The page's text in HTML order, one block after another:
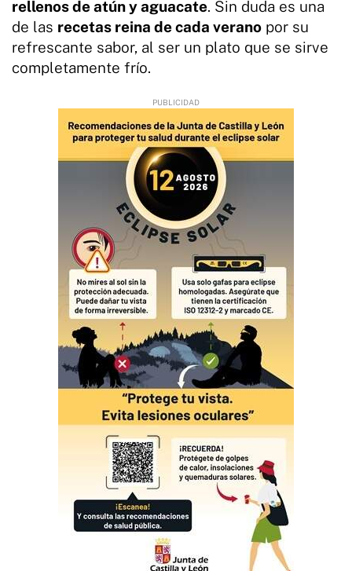
rellenos de atún y aguacate. Sin duda es una
de las recetas reina de cada verano por su
refrescante sabor, al ser un plato que se sirve
completamente frío.